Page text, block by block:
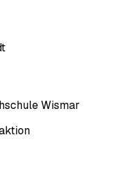
Wismar